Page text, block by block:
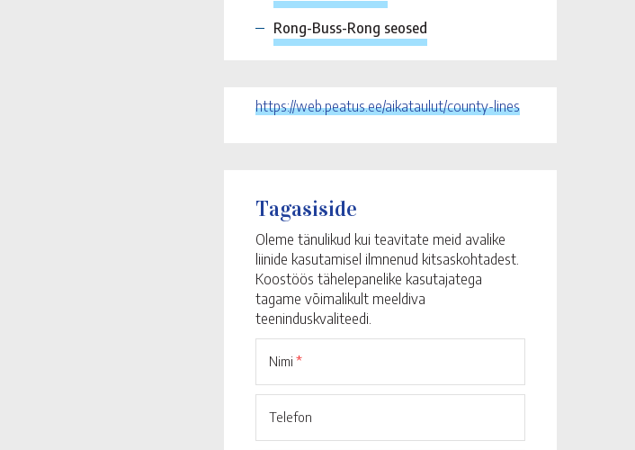
Rong-Buss-Rong seosed
https://web.peatus.ee/aikataulut/county-lines
Tagasiside
Oleme tänulikud kui teavitate meid avalike
liinide kasutamisel ilmnenud kitsaskohtadest.
Koostöös tähelepanelike kasutajatega
tagame võimalikult meeldiva
teeninduskvaliteedi.
Nimi *
Telefon